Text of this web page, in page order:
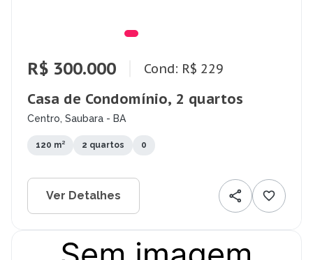
R$ 300.000 Cond: R$ 229
Casa de Condomínio, 2 quartos
Centro, Saubara - BA
120 m² 2 quartos 0
Ver Detalhes